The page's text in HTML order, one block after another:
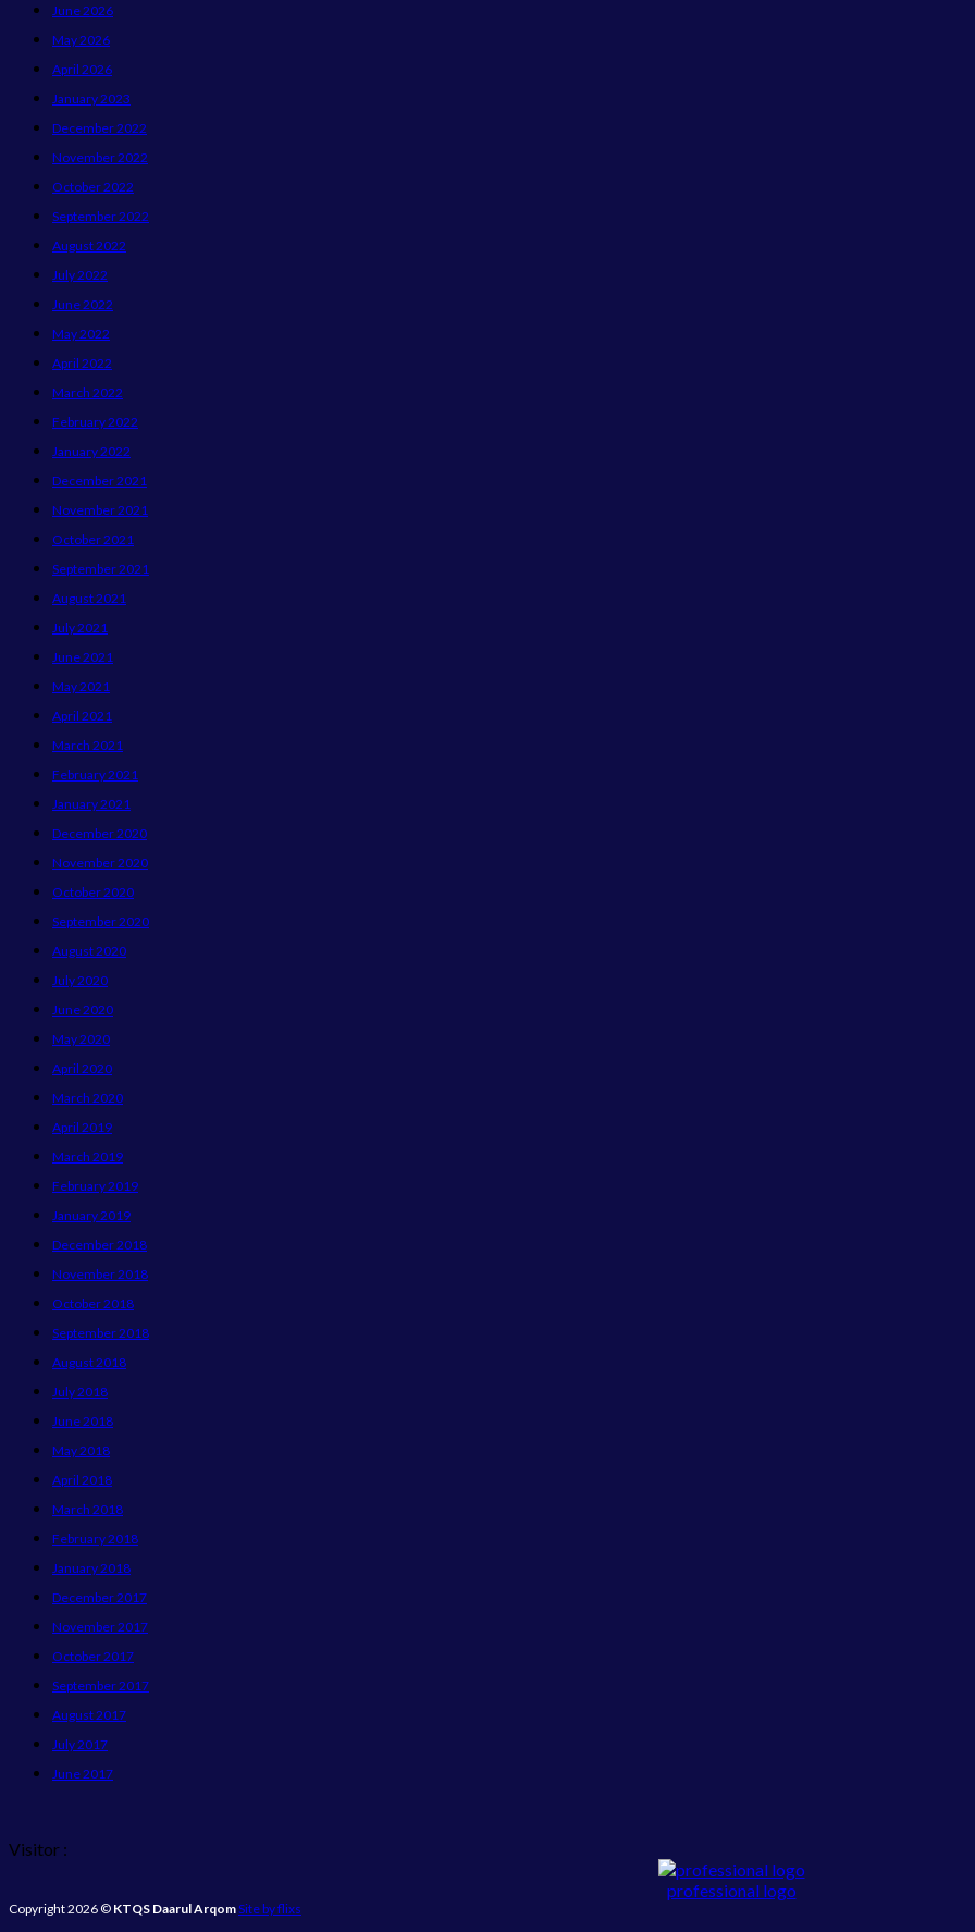
June 2026
May 2026
April 2026
January 2023
December 2022
November 2022
October 2022
September 2022
August 2022
July 2022
June 2022
May 2022
April 2022
March 2022
February 2022
January 2022
December 2021
November 2021
October 2021
September 2021
August 2021
July 2021
June 2021
May 2021
April 2021
March 2021
February 2021
January 2021
December 2020
November 2020
October 2020
September 2020
August 2020
July 2020
June 2020
May 2020
April 2020
March 2020
April 2019
March 2019
February 2019
January 2019
December 2018
November 2018
October 2018
September 2018
August 2018
July 2018
June 2018
May 2018
April 2018
March 2018
February 2018
January 2018
December 2017
November 2017
October 2017
September 2017
August 2017
July 2017
June 2017
Visitor :
professional logo
Copyright 2026 © KTQS Daarul ArqomSite by flixs